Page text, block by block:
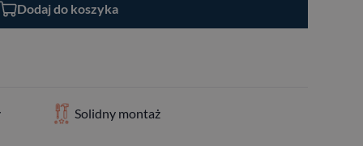
Dodaj do koszyka
Solidny montaż